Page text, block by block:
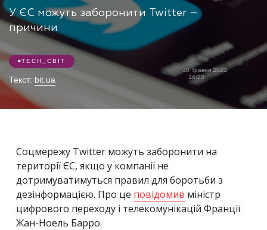
У ЄС можуть заборонити Twitter –
причини
TECH_СВІТ
Текст: bit.ua
30 Травня 2023
14:23
Соцмережу Twitter можуть заборонити на
території ЄС, якщо у компанії не
дотримуватимуться правил для боротьби з
дезінформацією. Про це повідомив міністр
цифрового переходу і телекомунікацій Франції
Жан-Ноель Барро.